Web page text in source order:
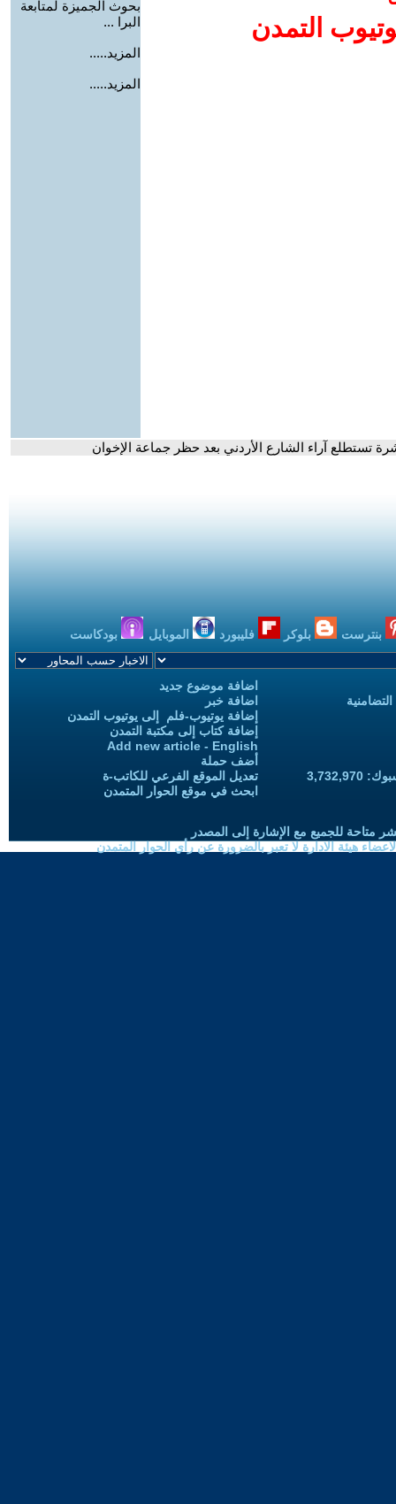
التمدن
بحوث الجميزة لمتابعة
البرا ...
المزيد.....
المزيد.....
تستطلع آراء الشارع الأردني بعد حظر جماعة الإخوان
بنترست بلوكر فليبورد الموبايل بودكاست
اضافة موضوع جديد
اضافة خبر
إضافة يوتيوب-فلم إلى يوتيوب التمدن
إضافة كتاب إلى مكتبة التمدن
Add new article - English
أضف حملة
تعديل الموقع الفرعي للكاتب-ة
ابحث في موقع الحوار المتمدن
متاحة للجميع مع الإشارة إلى المصدر
هيئة الادارة لا تعبر بالضرورة عن رأي الحوار المتمدن